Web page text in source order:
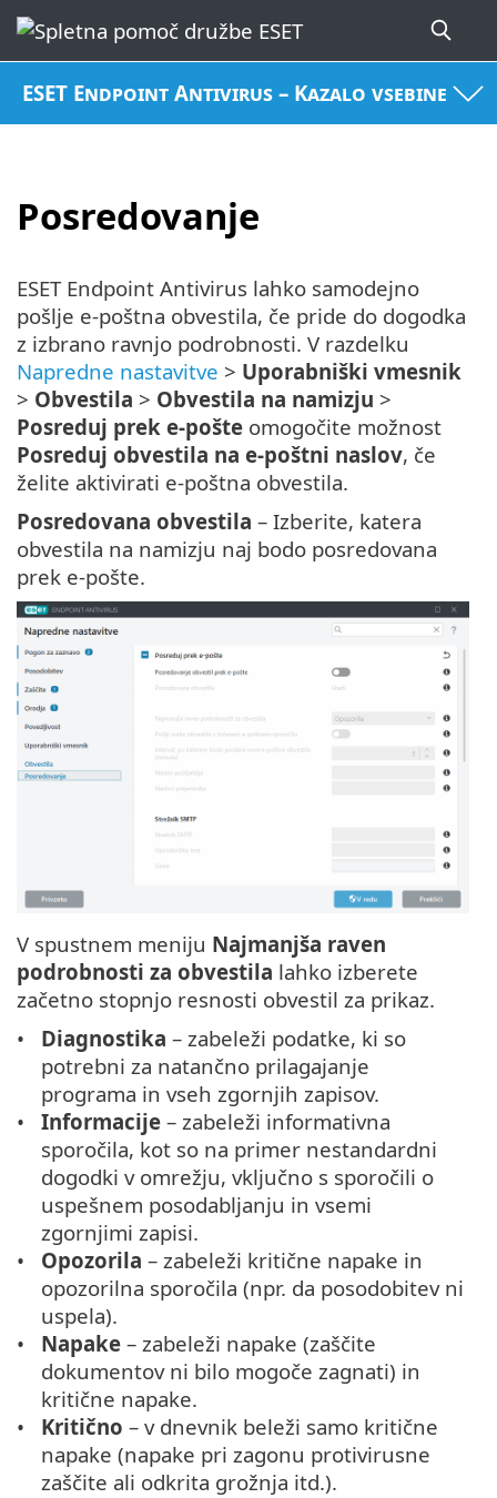
ESET Endpoint Antivirus – Kazalo vsebine
Posredovanje
ESET Endpoint Antivirus lahko samodejno
pošlje e-poštna obvestila, če pride do dogodka
z izbrano ravnjo podrobnosti. V razdelku
Napredne nastavitve > Uporabniški vmesnik
> Obvestila > Obvestila na namizju >
Posreduj prek e-pošte omogočite možnost
Posreduj obvestila na e-poštni naslov, če
želite aktivirati e-poštna obvestila.
Posredovana obvestila – Izberite, katera
obvestila na namizju naj bodo posredovana
prek e-pošte.
V spustnem meniju Najmanjša raven
podrobnosti za obvestila lahko izberete
začetno stopnjo resnosti obvestil za prikaz.
Diagnostika – zabeleži podatke, ki so
potrebni za natančno prilagajanje
programa in vseh zgornjih zapisov.
Informacije – zabeleži informativna
sporočila, kot so na primer nestandardni
dogodki v omrežju, vključno s sporočili o
uspešnem posodabljanju in vsemi
zgornjimi zapisi.
Opozorila – zabeleži kritične napake in
opozorilna sporočila (npr. da posodobitev ni
uspela).
Napake – zabeleži napake (zaščite
dokumentov ni bilo mogoče zagnati) in
kritične napake.
Kritično – v dnevnik beleži samo kritične
napake (napake pri zagonu protivirusne
zaščite ali odkrita grožnja itd.).